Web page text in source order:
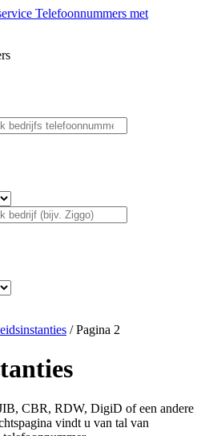
/Pagina 2
CBR, RDW, DigiD of een andere
vindt u van tal van